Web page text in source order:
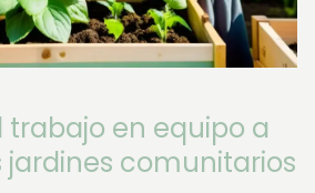
trabajo en equipo a
jardines comunitarios